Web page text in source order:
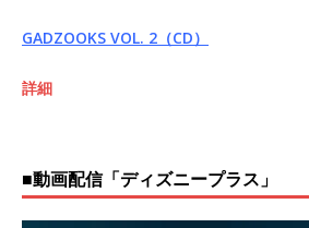
GADZOOKS VOL. 2（CD）
詳細
■動画配信「ディズニープラス」